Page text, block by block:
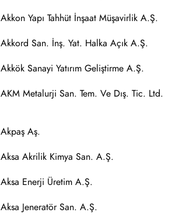
Akkon Yapı Tahhüt İnşaat Müşavirlik A.Ş.
Akkord San. İnş. Yat. Halka Açık A.Ş.
Akkök Sanayi Yatırım Geliştirme A.Ş.
AKM Metalurji San. Tem. Ve Dış. Tic. Ltd.
Akpaş Aş.
Aksa Akrilik Kimya San. A.Ş.
Aksa Enerji Üretim A.Ş.
Aksa Jeneratör San. A.Ş.